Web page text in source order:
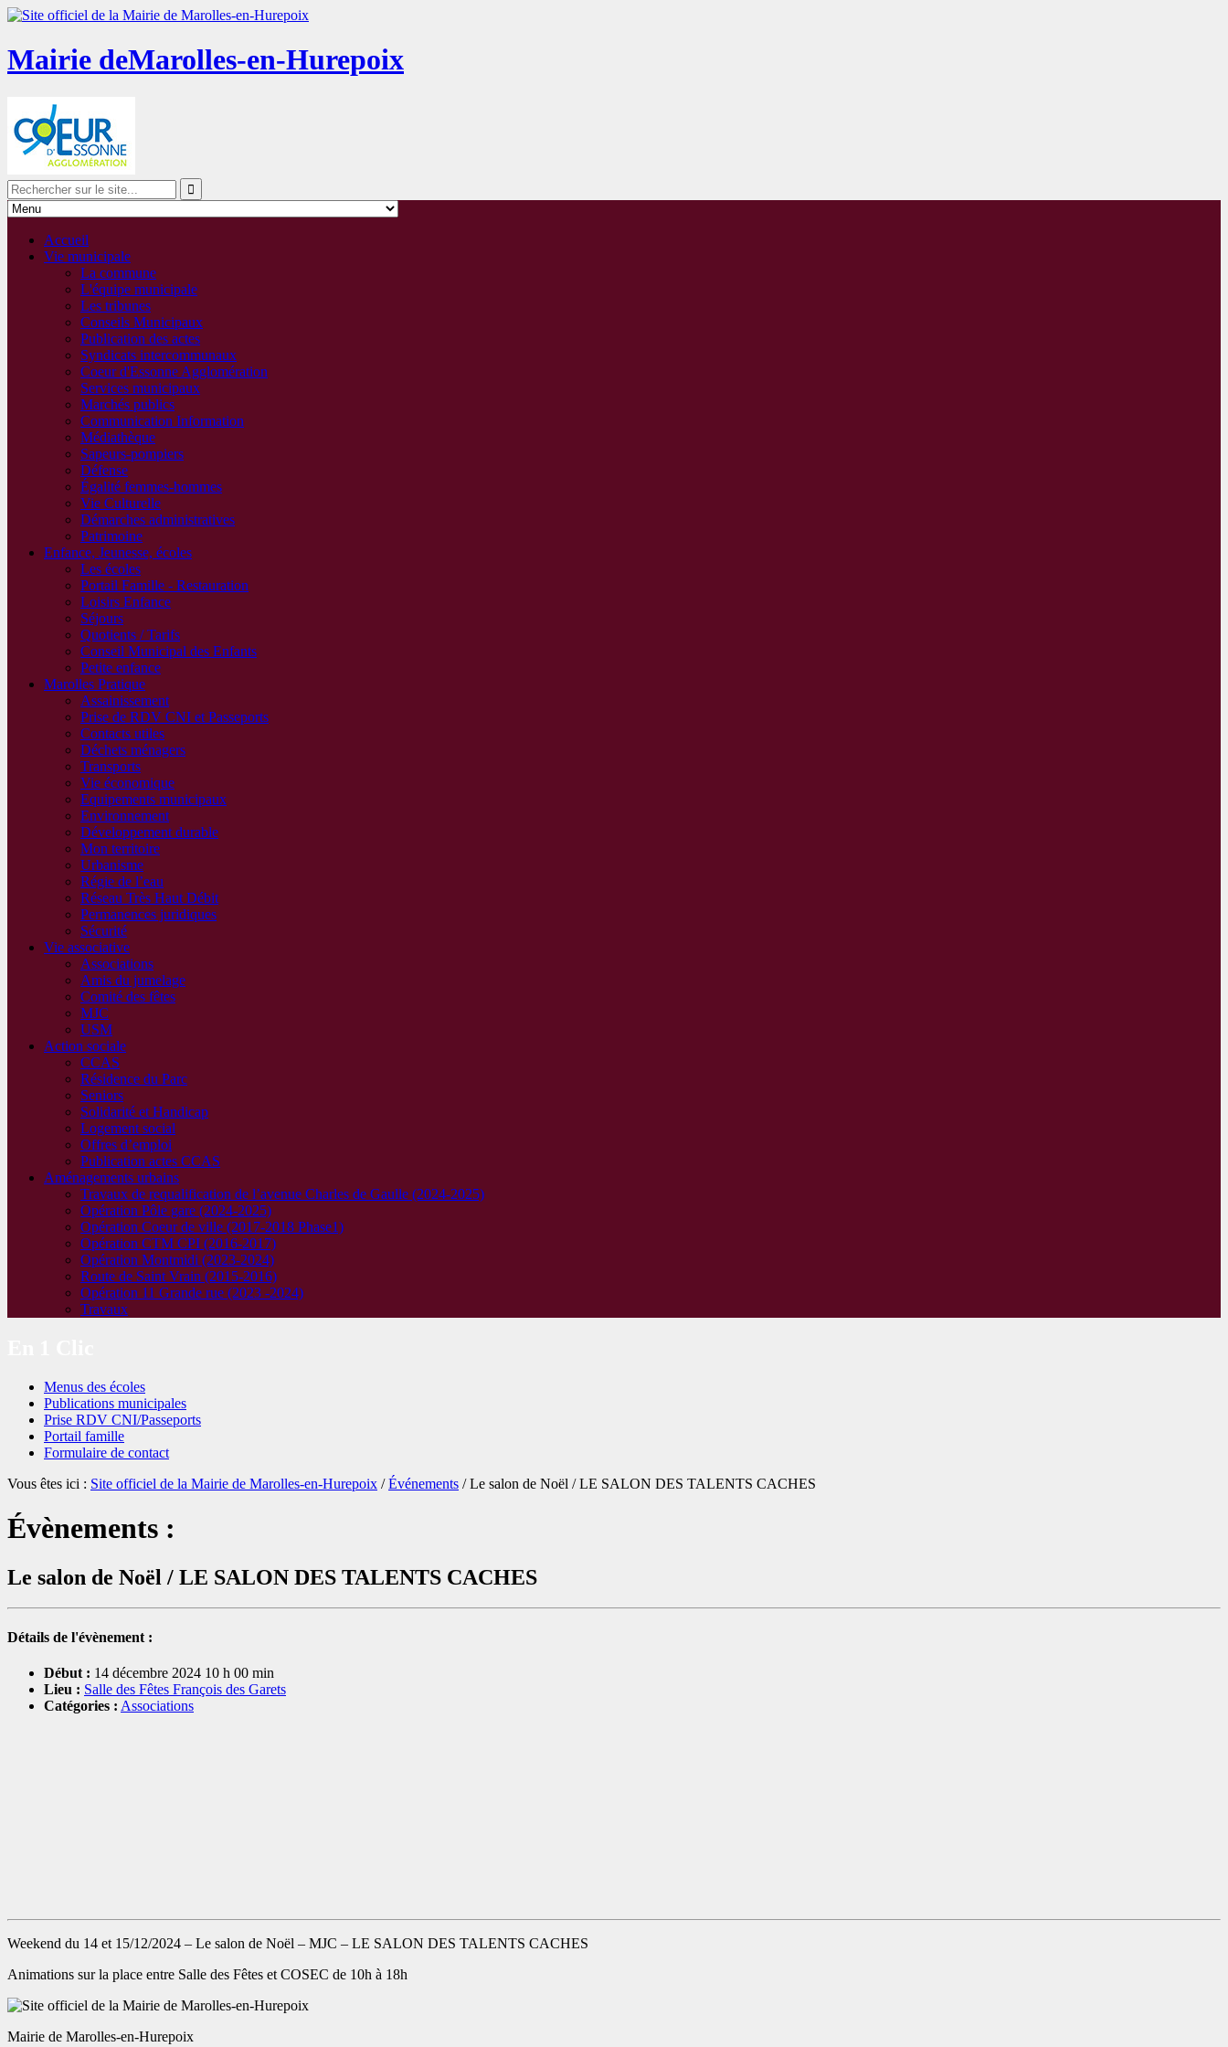
Mairie deMarolles-en-Hurepoix
Accueil
Vie municipale
La commune
L'équipe municipale
Les tribunes
Conseils Municipaux
Publication des actes
Syndicats intercommunaux
Coeur d'Essonne Agglomération
Services municipaux
Marchés publics
Communication Information
Médiathèque
Sapeurs-pompiers
Défense
Égalité femmes-hommes
Vie Culturelle
Démarches administratives
Patrimoine
Enfance, Jeunesse, écoles
Les écoles
Portail Famille - Restauration
Loisirs Enfance
Séjours
Quotients / Tarifs
Conseil Municipal des Enfants
Petite enfance
Marolles Pratique
Assainissement
Prise de RDV CNI et Passeports
Contacts utiles
Déchets ménagers
Transports
Vie économique
Equipements municipaux
Environnement
Développement durable
Mon territoire
Urbanisme
Régie de l’eau
Réseau Très Haut Débit
Permanences juridiques
Sécurité
Vie associative
Associations
Amis du jumelage
Comité des fêtes
MJC
USM
Action sociale
CCAS
Résidence du Parc
Seniors
Solidarité et Handicap
Logement social
Offres d’emploi
Publication actes CCAS
Aménagements urbains
Travaux de requalification de l’avenue Charles de Gaulle (2024-2025)
Opération Pôle gare (2024-2025)
Opération Coeur de ville (2017-2018 Phase1)
Opération CTM CPI (2016-2017)
Opération Montmidi (2023-2024)
Route de Saint Vrain (2015-2016)
Opération 11 Grande rue (2023 -2024)
Travaux
Menus des écoles
Publications municipales
Prise RDV CNI/Passeports
Portail famille
Formulaire de contact
Vous êtes ici : Site officiel de la Mairie de Marolles-en-Hurepoix /Événements /Le salon de Noël / LE SALON DES TALENTS CACHES
Évènements :
Le salon de Noël / LE SALON DES TALENTS CACHES
Détails de l'évènement :
Début : 14 décembre 2024 10 h 00 min
Lieu : Salle des Fêtes François des Garets
Catégories : Associations
Weekend du 14 et 15/12/2024 – Le salon de Noël – MJC – LE SALON DES TALENTS CACHES
Animations sur la place entre Salle des Fêtes et COSEC de 10h à 18h
Mairie de Marolles-en-Hurepoix